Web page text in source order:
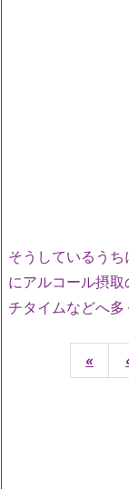
そうしているう
にアルコール摂
チタイムなどへ多
« ‹